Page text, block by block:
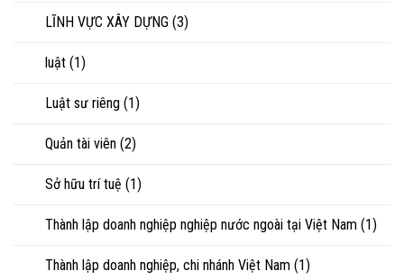
LĨNH VỰC XÂY DỰNG (3)
luật (1)
Luật sư riêng (1)
Quản tài viên (2)
Sở hữu trí tuệ (1)
Thành lập doanh nghiệp nghiệp nước ngoài tại Việt Nam (1)
Thành lập doanh nghiệp, chi nhánh Việt Nam (1)